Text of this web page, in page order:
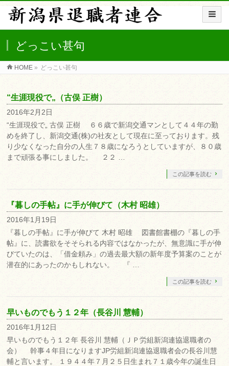
どっこい甚句
HOME » どっこい甚句
“生涯現役で„（古俣 正樹）
2016年2月2日
“生涯現役で„ 古俣 正樹 ６６歳で新潟交通マンとして４４年の勤
めを終了し、新潟交通(株)の社友として現在に至っております。残
り少なくなった自分の人生７８歳になろうとしていますが、８０歳
まで頑張る事にしました。 ２２ …
この記事を読む
『暮しの手帖』に手が伸びて（木村 昭雄）
2016年1月19日
『暮しの手帖』に手が伸びて 木村 昭雄 図書館書棚の『暮しの手
帖』に、読書欲をそそられる内容ではなかったが、無意識に手が伸
びていたのは、「借金頼み」の過去最大額の新年度予算案のことが
潜在的にあったのかもしれない。 『 …
この記事を読む
早いものでもう１２年（長谷川 慧輔）
2016年1月12日
早いものでもう１２年 長谷川 慧輔（ＪＰ労組新潟連協退職者の
会） 幹事４年目になりますJP労組新潟連協退職者会の長谷川慧
輔と言います。 １９４４年７月２５日生まれ７１歳今年の誕生日